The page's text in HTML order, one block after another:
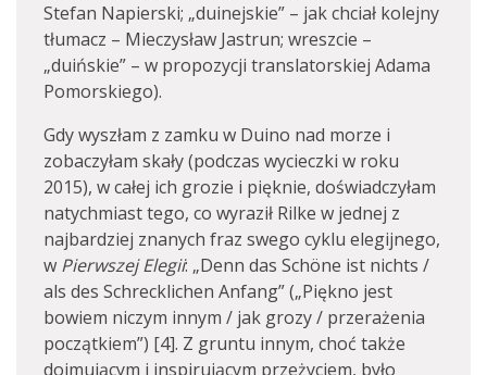
Stefan Napierski; „duinejskie” – jak chciał kolejny
tłumacz – Mieczysław Jastrun; wreszcie –
„duińskie” – w propozycji translatorskiej Adama
Pomorskiego).
Gdy wyszłam z zamku w Duino nad morze i
zobaczyłam skały (podczas wycieczki w roku
2015), w całej ich grozie i pięknie, doświadczyłam
natychmiast tego, co wyraził Rilke w jednej z
najbardziej znanych fraz swego cyklu elegijnego,
w Pierwszej Elegii: „Denn das Schöne ist nichts /
als des Schrecklichen Anfang” („Piękno jest
bowiem niczym innym / jak grozy / przerażenia
początkiem”) [4]. Z gruntu innym, choć także
dojmującym i inspirującym przeżyciem, było